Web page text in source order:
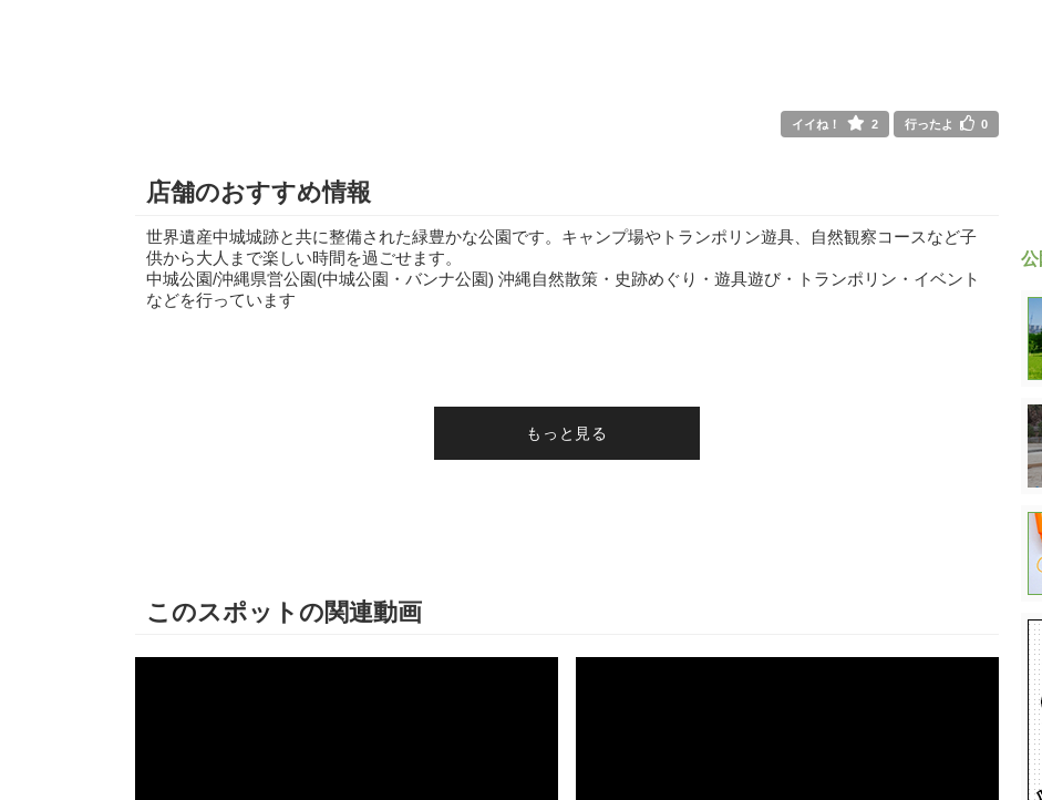
イイね！ 2 行ったよ 0
店舗のおすすめ情報
世界遺産中城城跡と共に整備された緑豊かな公園です。キャンプ場やトランポリン遊具、自然観察コースなど子
供から大人まで楽しい時間を過ごせます。
中城公園/沖縄県営公園(中城公園・バンナ公園) 沖縄自然散策・史跡めぐり・遊具遊び・トランポリン・イベント
などを行っています
このスポットの関連動画
公